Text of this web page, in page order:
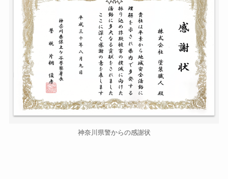
神奈川県警からの感謝状